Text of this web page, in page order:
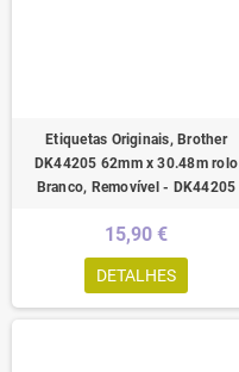
Etiquetas Originais, Brother
DK44205 62mm x 30.48m rolo
Branco, Removível - DK44205
15,90 €
DETALHES